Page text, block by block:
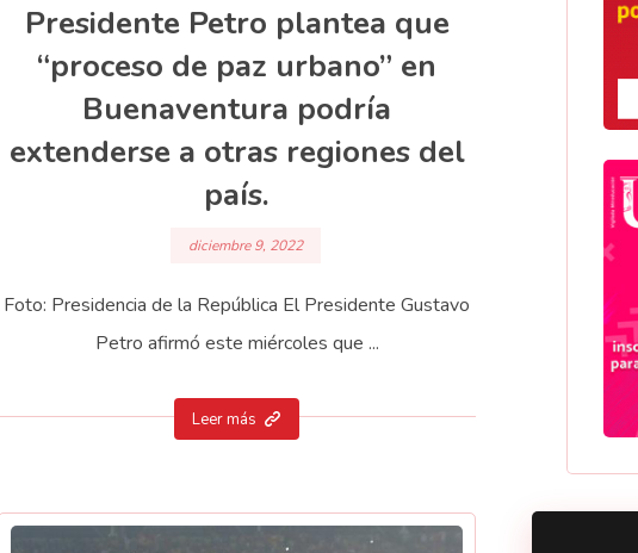
Presidente Petro plantea que
“proceso de paz urbano” en
Buenaventura podría
extenderse a otras regiones del
país.
diciembre 9, 2022
Foto: Presidencia de la República El Presidente Gustavo
Petro afirmó este miércoles que ...
Leer más